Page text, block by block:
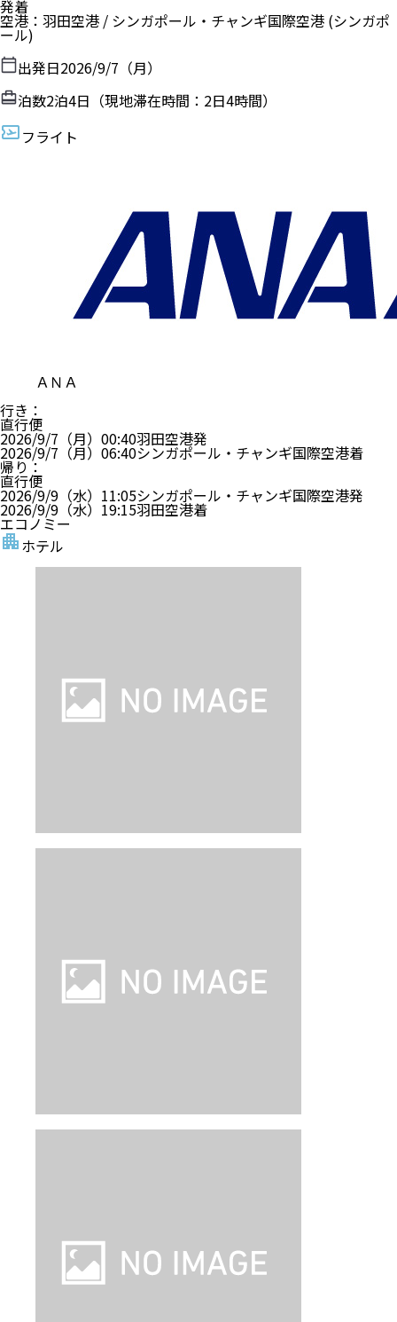
発着
空港 ： 羽田空港 / シンガポール・チャンギ国際空港 (シンガポ
ール)
出発日2026/9/7（月）
泊数2泊4日（現地滞在時間： 2日4時間）
フライト
ＡＮＡ
行き ：
直行便
2026/9/7（月） 00:40羽田空港発
2026/9/7（月） 06:40シンガポール・チャンギ国際空港着
帰り ：
直行便
2026/9/9（水） 11:05シンガポール・チャンギ国際空港発
2026/9/9（水） 19:15羽田空港着
エコノミー
ホテル